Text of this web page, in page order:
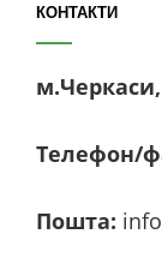
КОНТАКТИ
м.Черкаси,
Телефон/
Пошта: